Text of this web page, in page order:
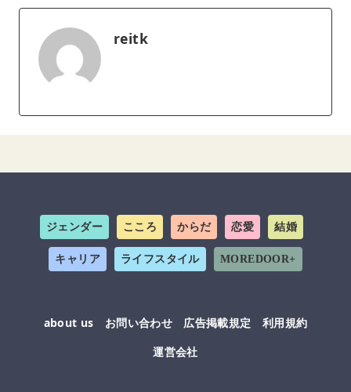
reitk
ジェンダー こころ からだ 恋愛 結婚
キャリア ライフスタイル MOREDOOR+
about us お問い合わせ 広告掲載規定
利用規約
運営会社